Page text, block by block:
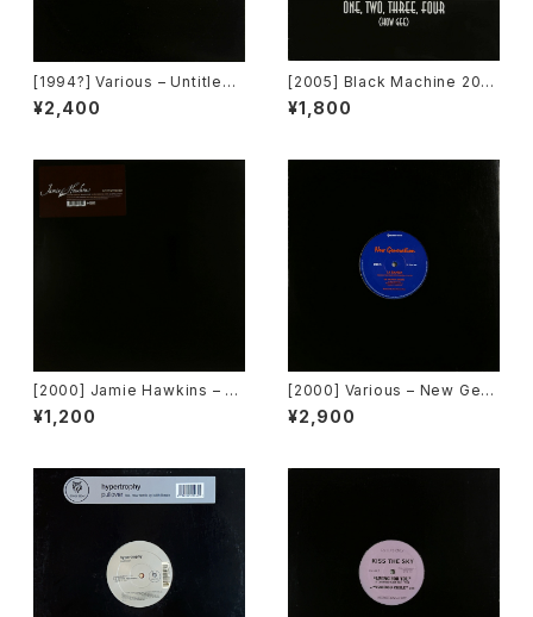
[1994?] Various – Untitled
(PM-669)[PoweRemix Rec
ords]
¥2,400
[2005] Black Machine 200
5 – One, Two, Three, Four
(How Gee) [PLM Records]
¥1,800
[2000] Jamie Hawkins – Lo
st My Mind [Elektra]
¥1,200
[2000] Various – New Gen
eration / Back To The "Dis
co" ~私もDiscoへ連れていっ
¥2,900